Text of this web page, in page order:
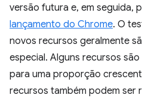
versão futura e, em seguida,
lançamento do Chrome. O
novos recursos geralmente
especial. Alguns recursos
para uma proporção
recursos também podem ser